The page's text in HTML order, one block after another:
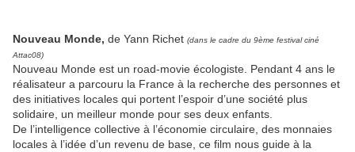
Nouveau Monde, de Yann Richet (dans le cadre du 9ème festival ciné
Attac08)
Nouveau Monde est un road-movie écologiste. Pendant 4 ans le
réalisateur a parcouru la France à la recherche des personnes et
des initiatives locales qui portent l’espoir d’une société plus
solidaire, un meilleur monde pour ses deux enfants.
De l’intelligence collective à l’économie circulaire, des monnaies
locales à l’idée d’un revenu de base, ce film nous guide à la